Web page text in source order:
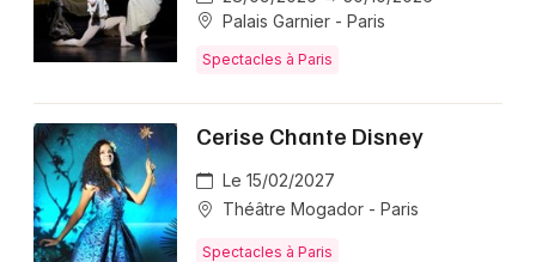
Palais Garnier - Paris
Spectacles à Paris
Cerise Chante Disney
Le 15/02/2027
Théâtre Mogador - Paris
Spectacles à Paris